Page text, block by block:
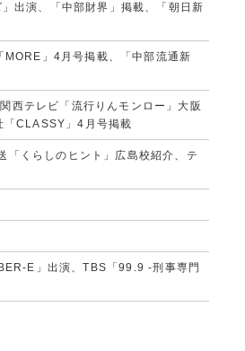
出演、「中部財界」掲載、「朝日新
」4月号掲載、「中部流通新
西テレビ「流行りんモンロー」大阪
「CLASSY」4月号掲載
くらしのヒント」広島校紹介、テ
E」出演、TBS「99.9 -刑事専門